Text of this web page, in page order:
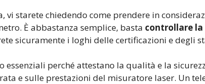
vi starete chiedendo come prendere in
È abbastanza semplice, basta controllare
sicuramente i loghi delle certificazioni e degli
essenziali perché attestano la qualità e la
e sulle prestazioni del misuratore laser. Un